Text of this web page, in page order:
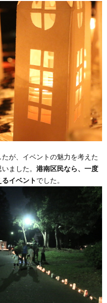
が、イベントの魅力を考えた
ました。 港南区民なら、一度
イベントでした。